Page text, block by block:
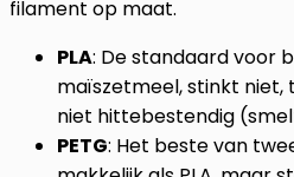
filament op maat.
PLA: De standaard voor
maïszetmeel, stinkt
niet hittebestendig
PETG: Het beste van